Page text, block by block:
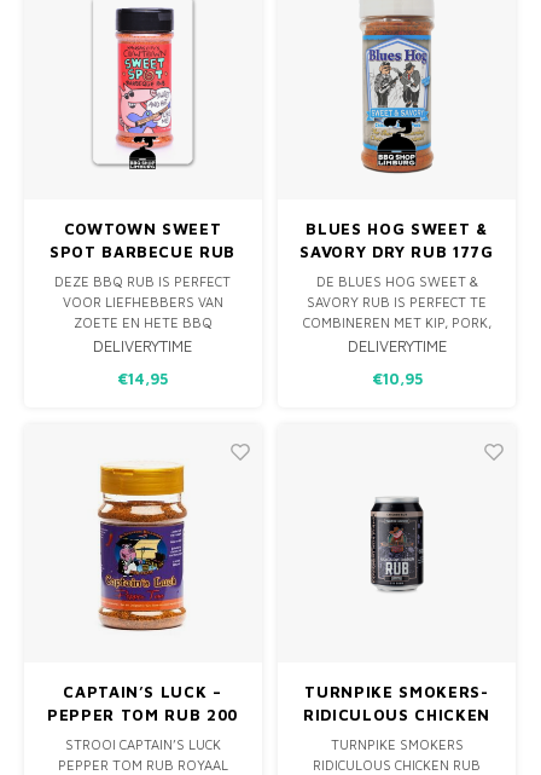
COWTOWN SWEET
SPOT BARBECUE RUB
184G
DEZE BBQ RUB IS PERFECT
VOOR LIEFHEBBERS VAN
ZOETE EN HETE BBQ
RECEPTEN. WRIJF COWTOWN
KIPPENVLEUGELS,
DELIVERYTIME
€14,95
BLUES HOG SWEET &
SAVORY DRY RUB 177G
DE BLUES HOG SWEET &
SAVORY RUB IS PERFECT TE
COMBINEREN MET KIP, PORK,
VIS, WILD, RUND EN ZELFS
BIJVOORBEELD OP
DE RUB
DELIVERYTIME
€10,95
CAPTAIN’S LUCK –
PEPPER TOM RUB 200
G
STROOI CAPTAIN’S LUCK
PEPPER TOM RUB ROYAAL
TURNPIKE SMOKERS-
RIDICULOUS CHICKEN
BBQ RUB 235G
TURNPIKE SMOKERS
RIDICULOUS CHICKEN RUB